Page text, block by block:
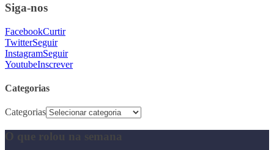
Siga-nos
FacebookCurtir
TwitterSeguir
InstagramSeguir
YoutubeInscrever
Categorias
Categorias
O que rolou na semana